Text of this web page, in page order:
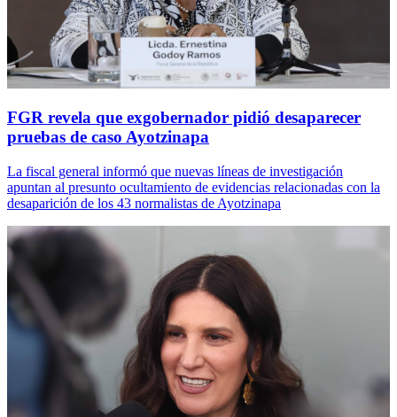
FGR revela que exgobernador pidió desaparecer
pruebas de caso Ayotzinapa
La fiscal general informó que nuevas líneas de investigación
apuntan al presunto ocultamiento de evidencias relacionadas con la
desaparición de los 43 normalistas de Ayotzinapa